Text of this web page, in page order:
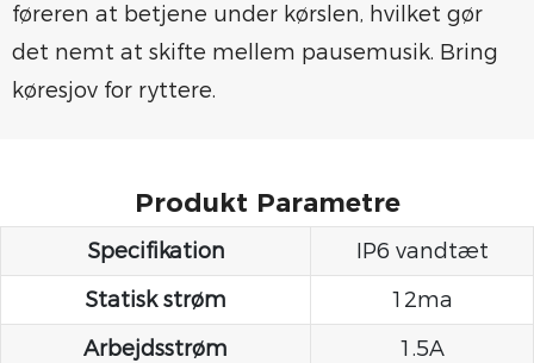
føreren at betjene under kørslen, hvilket gør
det nemt at skifte mellem pausemusik. Bring
køresjov for ryttere.
Produkt Parametre
Specifikation
IP6 vandtæt
Statisk strøm
12ma
Arbejdsstrøm
1.5A